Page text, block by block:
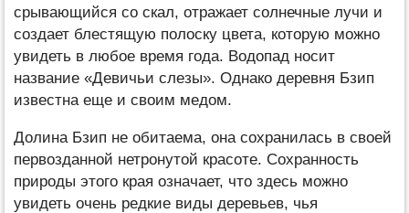
срывающийся со скал, отражает солнечные лучи и
создает блестящую полоску цвета, которую можно
увидеть в любое время года. Водопад носит
название «Девичьи слезы». Однако деревня Бзип
известна еще и своим медом.
Долина Бзип не обитаема, она сохранилась в своей
первозданной нетронутой красоте. Сохранность
природы этого края означает, что здесь можно
увидеть очень редкие виды деревьев, чья